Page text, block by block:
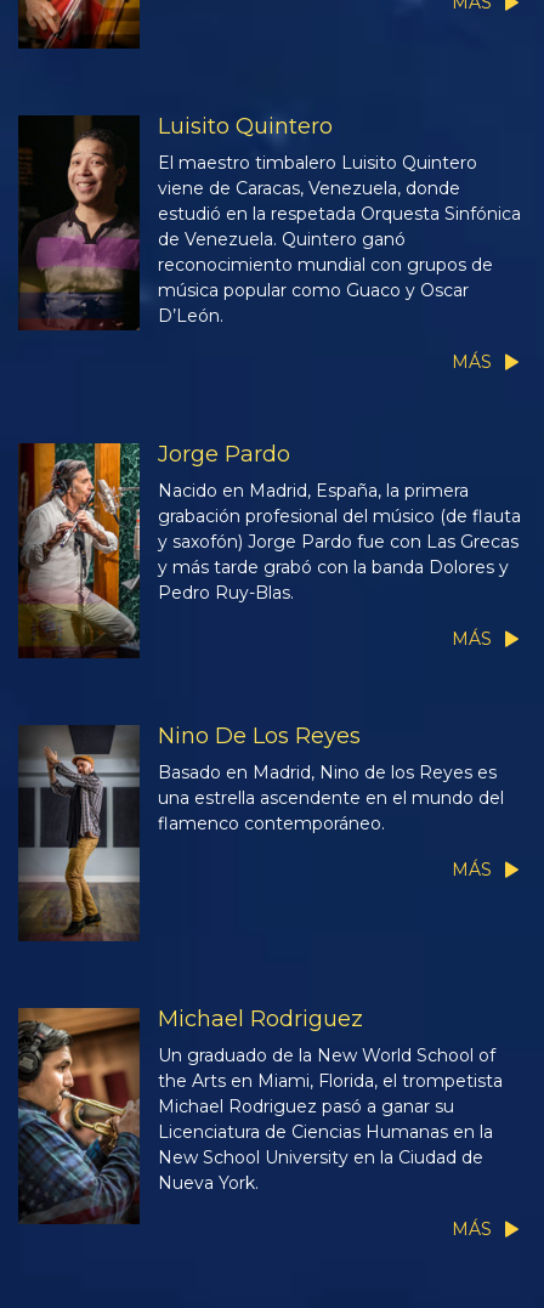
Luisito Quintero
El maestro timbalero Luisito Quintero
viene de Caracas, Venezuela, donde
estudió en la respetada Orquesta Sinfónica
de Venezuela. Quintero ganó
reconocimiento mundial con grupos de
música popular como Guaco y Oscar
D’León.
MÁS
Jorge Pardo
Nacido en Madrid, España, la primera
grabación profesional del músico (de flauta
y saxofón) Jorge Pardo fue con Las Grecas
y más tarde grabó con la banda Dolores y
Pedro Ruy-Blas.
MÁS
Nino De Los Reyes
Basado en Madrid, Nino de los Reyes es
una estrella ascendente en el mundo del
flamenco contemporáneo.
MÁS
Michael Rodriguez
Un graduado de la New World School of
the Arts en Miami, Florida, el trompetista
Michael Rodriguez pasó a ganar su
Licenciatura de Ciencias Humanas en la
New School University en la Ciudad de
Nueva York.
MÁS